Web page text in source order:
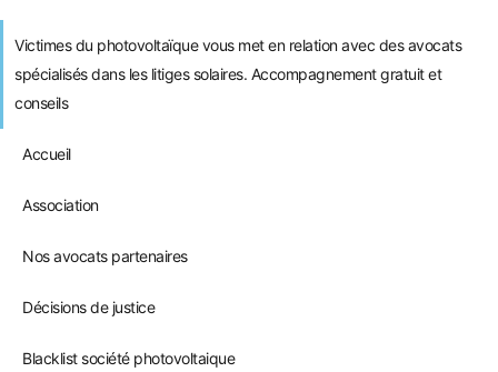
Victimes du photovoltaïque vous met en relation avec des avocats
spécialisés dans les litiges solaires. Accompagnement gratuit et
conseils
Accueil
Association
Nos avocats partenaires
Décisions de justice
Blacklist société photovoltaique